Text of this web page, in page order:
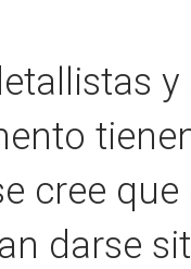
cree
darse